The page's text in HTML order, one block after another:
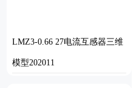
LMZ3-0.66 27电流互感器三维
模型202011